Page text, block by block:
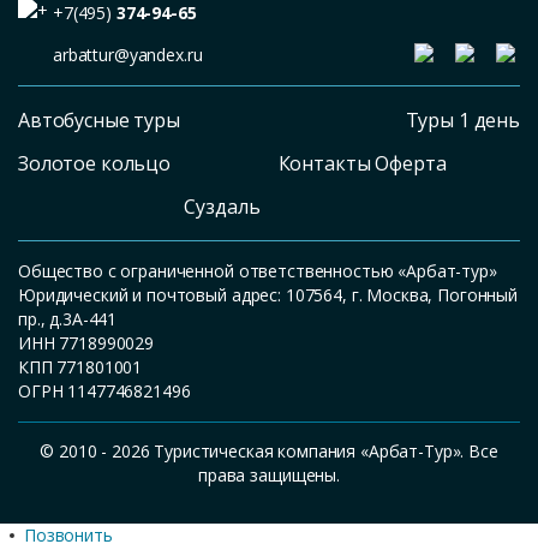
+7(495) 374-94-65
arbattur@yandex.ru
Автобусные туры
Золотое кольцо
Суздаль
Туры 1 день
Контакты Оферта
Общество с ограниченной ответственностью «Арбат-тур»
Юридический и почтовый адрес: 107564, г. Москва, Погонный
пр., д.3А-441
ИНН 7718990029
КПП 771801001
ОГРН 1147746821496
© 2010 - 2026 Туристическая компания «Арбат-Тур». Все
права защищены.
Позвонить